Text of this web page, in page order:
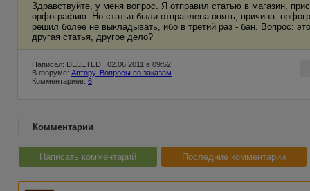
Здравствуйте, у меня вопрос. Я отправил статью в магазин,
орфографию. Но статья были отправлена опять, причина:
решил более не выкладывать, ибо в третий раз - бан. Вопрос:
другая статья, другое дело?
Написал: DELETED , 02.06.2011 в 09:52
В форуме: Автору. Вопросы по заказам
Комментариев: 6
Комментарии
Написать комментарий Последние комментарии